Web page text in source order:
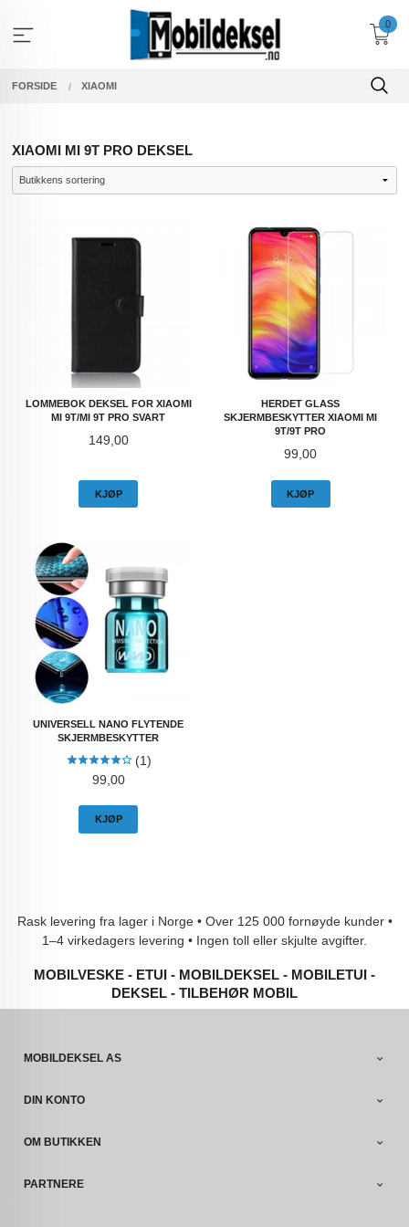
innholdet
0
FORSIDE XIAOMI
XIAOMI MI 9T PRO DEKSEL
LOMMEBOK DEKSEL FOR XIAOMI
MI 9T/MI 9T PRO SVART
Pris
149,00
KJØP
HERDET GLASS
SKJERMBESKYTTER XIAOMI MI
9T/9T PRO
Pris
99,00
KJØP
UNIVERSELL NANO FLYTENDE
SKJERMBESKYTTER
(1)
Pris
99,00
KJØP
Rask levering fra lager i Norge • Over 125 000 fornøyde kunder •
1–4 virkedagers levering • Ingen toll eller skjulte avgifter.
MOBILVESKE - ETUI - MOBILDEKSEL - MOBILETUI -
DEKSEL - TILBEHØR MOBIL
MOBILDEKSEL AS
DIN KONTO
OM BUTIKKEN
PARTNERE